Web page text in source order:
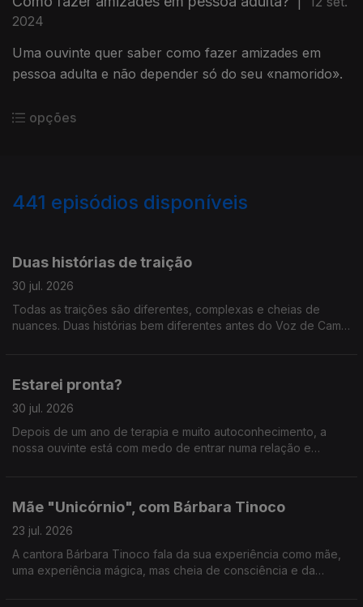
2024
Uma ouvinte quer saber como fazer amizades em
pessoa adulta e não depender só do seu «namorido».
opções
441 episódios disponíveis
Duas histórias de traição
30 jul. 2026
Todas as traições são diferentes, complexas e cheias de
nuances. Duas histórias bem diferentes antes do Voz de Cama
Estarei pronta?
30 jul. 2026
Depois de um ano de terapia e muito autoconhecimento, a
nossa ouvinte está com medo de entrar numa relação e
Mãe "Unicórnio", com Bárbara Tinoco
23 jul. 2026
A cantora Bárbara Tinoco fala da sua experiência como mãe,
uma experiência mágica, mas cheia de consciência e da